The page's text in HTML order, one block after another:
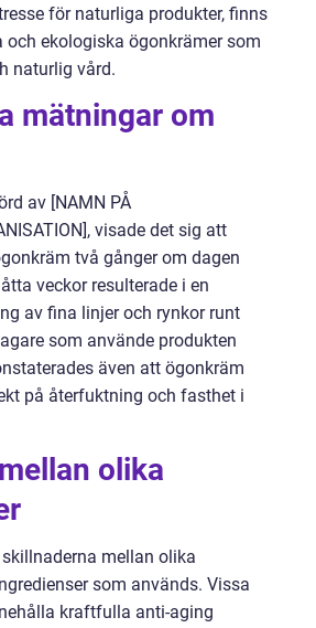
för naturliga produkter, finns
och ekologiska ögonkrämer som
naturlig vård.
mätningar om
av [NAMN PÅ
visade det sig att
två gånger om dagen
veckor resulterade i en
av fina linjer och rynkor runt
som använde produkten
även att ögonkräm
på återfuktning och fasthet i
olika
mellan olika
som används. Vissa
kraftfulla anti-aging